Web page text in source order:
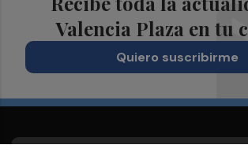
Valencia Plaza en tu
Quiero suscribirme